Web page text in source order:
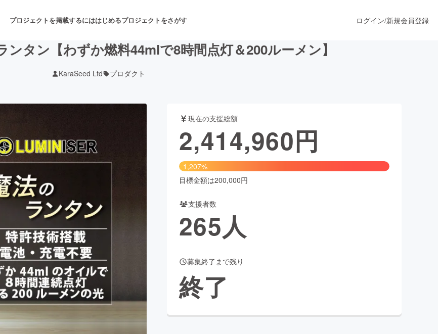
プロジェクトを掲載するにははじめるプロジェクトをさがす
舞台・パフォーマンス
ム・サービス開発 フード・飲食店 ファッション
・雑誌出版
チャレンジ ビューティー・ヘルスケア
CAMPFIRE for Social Good
CAMPFIREふるさと納税
ログイン/新規会員登録
タン【わずか燃料44mlで8時間点灯＆200ルーメン】
KaraSeed Ltd プロダクト
現在の支援総額
2,414,960円
1,207%
目標金額は200,000円
支援者数
265人
募集終了まで残り
終了